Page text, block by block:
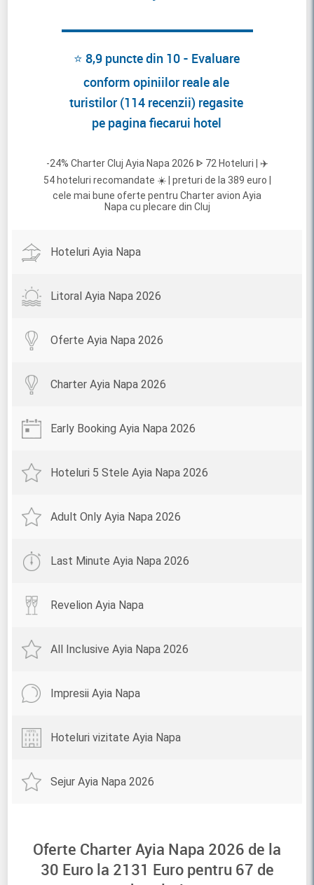
⭐ 8,9 puncte din 10 - Evaluare
conform opiniilor reale ale
turistilor (114 recenzii) regasite
pe pagina fiecarui hotel
-24% Charter Cluj Ayia Napa 2026 ᐈ 72 Hoteluri | ✈️
54 hoteluri recomandate ☀️ | preturi de la 389 euro |
cele mai bune oferte pentru Charter avion Ayia
Napa cu plecare din Cluj
Hoteluri Ayia Napa
Litoral Ayia Napa 2026
Oferte Ayia Napa 2026
Charter Ayia Napa 2026
Early Booking Ayia Napa 2026
Hoteluri 5 Stele Ayia Napa 2026
Adult Only Ayia Napa 2026
Last Minute Ayia Napa 2026
Revelion Ayia Napa
All Inclusive Ayia Napa 2026
Impresii Ayia Napa
Hoteluri vizitate Ayia Napa
Sejur Ayia Napa 2026
Oferte Charter Ayia Napa 2026 de la
30 Euro la 2131 Euro pentru 67 de